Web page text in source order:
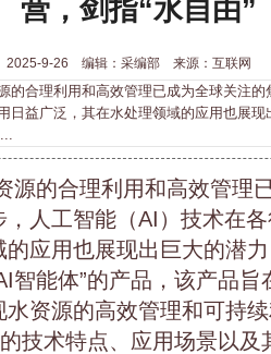
营，剑指“水自由”
2025-9-26 编辑：采编部 来源：互联网
合理利用和高效管理已成为全球关注的
日益广泛，其在水处理领域的应用也展
源的合理利用和高效管理
，人工智能（AI）技术在
应用也展现出巨大的潜
智能体”的产品，该产品
水资源的高效管理和可持
技术特点、应用场景以